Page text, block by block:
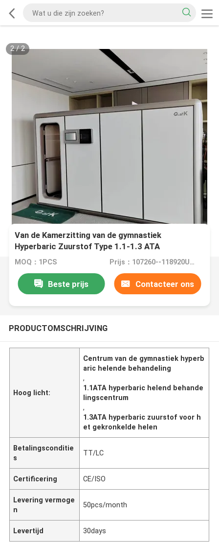
2/2
Van de Kamerzitting van de gymnastiek
Hyperbaric Zuurstof Type 1.1-1.3 ATA
White/Hout/Goud
MOQ：1PCS Prijs：107260--118920USD
Beste prijs Contacteer ons
PRODUCTOMSCHRIJVING
Hoog licht:
Centrum van de gymnastiek hyperb
aric helende behandeling
,
1.1ATA hyperbaric helend behande
lingscentrum
,
1.3ATA hyperbaric zuurstof voor h
et gekronkelde helen
Betalingsconditie
s
TT/LC
Certificering CE/ISO
Levering vermoge
n
50pcs/month
Levertijd 30days